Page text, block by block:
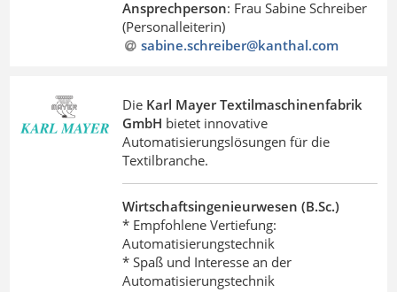
Ansprechperson: Frau Sabine Schreiber
(Personalleiterin)
sabine.schreiber@kanthal.com
Die Karl Mayer Textilmaschinenfabrik
GmbH bietet innovative
Automatisierungslösungen für die
Textilbranche.
Wirtschaftsingenieurwesen (B.Sc.)
* Empfohlene Vertiefung:
Automatisierungstechnik
* Spaß und Interesse an der
Automatisierungstechnik